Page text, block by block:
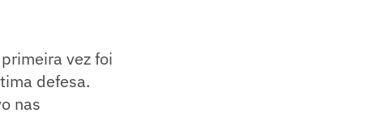
vez foi
defesa.
nas